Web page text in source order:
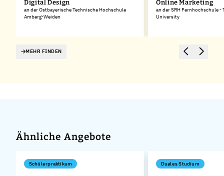
Digital Design
an der Ostbayerische Technische Hochschule
Amberg-Weiden
Online Marketing
an der SRH Fernhochschule -
University
MEHR FINDEN
Ähnliche Angebote
Schülerpraktikum Duales Studium